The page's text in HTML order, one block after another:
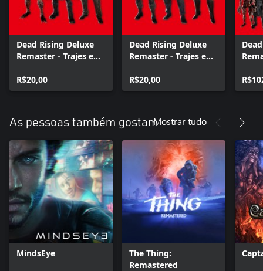
Dead Rising Deluxe
Remaster - Trajes e
do Resident Evil
R$20,00
Dead Rising Deluxe
Remaster - Trajes e
do Resident Evil
R$20,00
As pessoas também gostamMostrar tudo
MindsEye
The Thing:
Remastered